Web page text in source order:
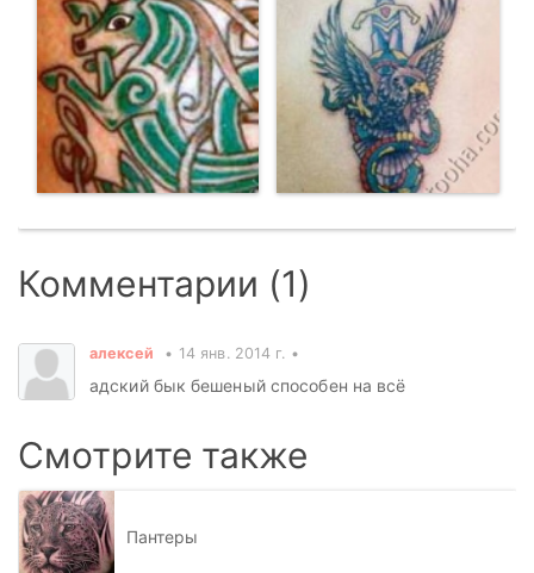
Комментарии (1)
алексей 14 янв. 2014 г.
адский бык бешеный способен на всё
Смотрите также
Пантеры